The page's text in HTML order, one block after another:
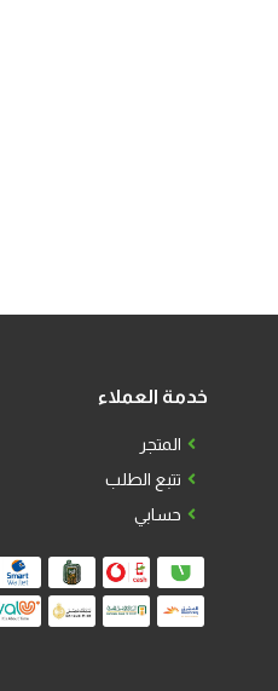
خدمة العملاء
المتجر
تتبع الطلب
حسابي